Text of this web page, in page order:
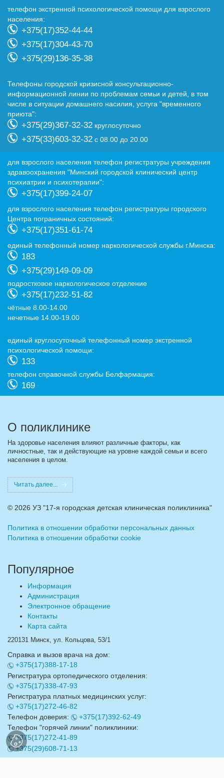
телефон экстренной психологической помощи для взрослого
населения:
+375(17)352-44-44
+375(17)304-43-70
+375(29)136-35-38
Телефоны городской кризисной консультационно-
информационной линии по проблемам семьи и детей, в том
числе в ситуации домашнего насилия, услуга "временного
приюта":
+375(29)367-32-32 круглосуточно
+375(33)603-32-32 с 08.00 до 20.00
для взрослого населения телефон регистратуры учреждения
здравоохранения "Минский городской клинический центр
психиатрии и психотерапии":
+375(17)399-24-07
для взрослого населения телефон регистратуры городского
Центра пограничных состояний:
+375(17)351-61-74
eдиный телефонный номер наркологической службы г.Минска:
183
+375(29)149-09-09
подростковое наркологическое отделение
+375(17)232-51-82
чётные 8.00-14.00
нечетные 14.00-19.00
eдиный круглосуточный телефонный номер экстренной
психологической помощи:
133
телефон справочной службы Белфармация:
169
О поликлинике
На здоровье населения влияют различные факторы, как
личностные, так и действующие на уровне каждой семьи и всего
населения в целом.
Читать далее...
© 2026 УЗ "17-я городская детская клиническая поликлиника"
Политика в отношении обработки персональных данных
Политика в отношении обработки cookie
Популярное
Информация
Администрация
Электронное обращение
Контакты
Карта сайта
220131 Минск, ул. Кольцова, 53/1
Справка и вызов врача на дом:
+375(17)388-17-18
Регистратура ортопедического отделения:
+375(17)338-47-93
Регистратура платных медицинских услуг:
+375(17)272-46-82
Телефон доверия:
+375(17)392-62-49
Телефон "горячей линии" поликлиники:
+375(17)272-41-89
+375(29)608-71-13